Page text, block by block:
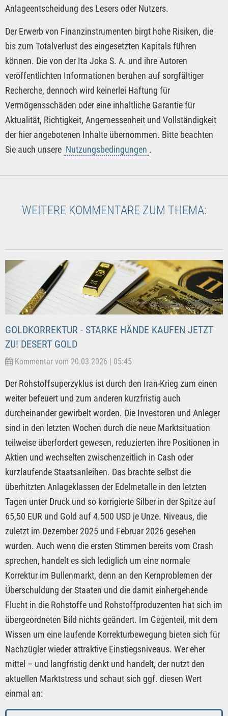
Anlageentscheidung des Lesers oder Nutzers.
Der Erwerb von Finanzinstrumenten birgt hohe Risiken, die
bis zum Totalverlust des eingesetzten Kapitals führen
können. Die von der Ita Joka S. A. und ihre Autoren
veröffentlichten Informationen beruhen auf sorgfältiger
Recherche, dennoch wird keinerlei Haftung für
Vermögensschäden oder eine inhaltliche Garantie für
Aktualität, Richtigkeit, Angemessenheit und Vollständigkeit
der hier angebotenen Inhalte übernommen. Bitte beachten
Sie auch unsere Nutzungsbedingungen .
WEITERE KOMMENTARE ZUM THEMA:
GOLDKORREKTUR - STARKE HÄNDE KAUFEN JETZT
ZU! DESERT GOLD
Kommentar vom 20.03.2026 | 05:45
Der Rohstoffsuperzyklus ist durch den Iran-Krieg zum einen
weiter befeuert und zum anderen kurzfristig auch
durcheinander gewirbelt worden. Die Investoren und Anleger
sind in den letzten Wochen durch die neue Marktsituation
teilweise überfordert gewesen, reduzierten ihre Positionen in
Aktien und wechselten zwischenzeitlich in Cash oder
kurzlaufende Staatsanleihen. Das brachte selbst die
überhitzten Anlageklassen der Edelmetalle in den letzten
Tagen unter Druck und so korrigierte Silber in der Spitze auf
65,50 EUR und Gold auf 4.500 USD je Unze. Niveaus, die
zuletzt im Dezember 2025 und Februar 2026 gesehen
wurden. Auch wenn die ersten Stimmen bereits vom Crash
sprechen, handelt es sich lediglich um eine normale
Korrektur im Bullenmarkt, denn an den Kernproblemen der
Überschuldung der Staaten und die damit einhergehende
Flucht in die Rohstoffe und Rohstoffproduzenten hat sich im
übergeordneten Bild nichts geändert. Im Gegenteil, mit dem
Wissen um eine laufende Korrekturbewegung bieten sich für
Nachzügler wieder attraktive Einstiegsniveaus. Wer eher
mittel – und langfristig denkt und handelt, der nutzt den
aktuellen Marktstress und schaut sich ggf. diesen Wert
einmal an: